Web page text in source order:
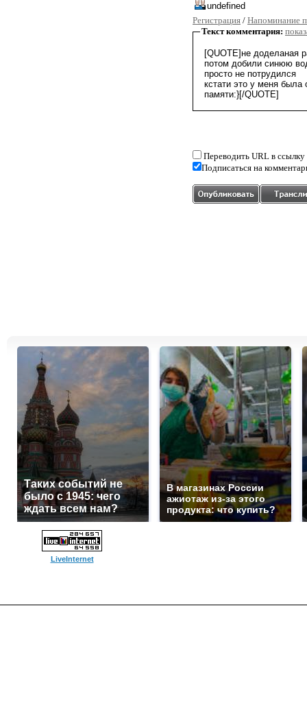
Регистрация / Напоминание
Текст комментария:
Переводить URL в ссылку
Подписаться на
Таких событий не
было с 1945: чего
ждать всем нам?
В магазинах России
ажиотаж из-за этого
продукта: что купить?
LiveInternet